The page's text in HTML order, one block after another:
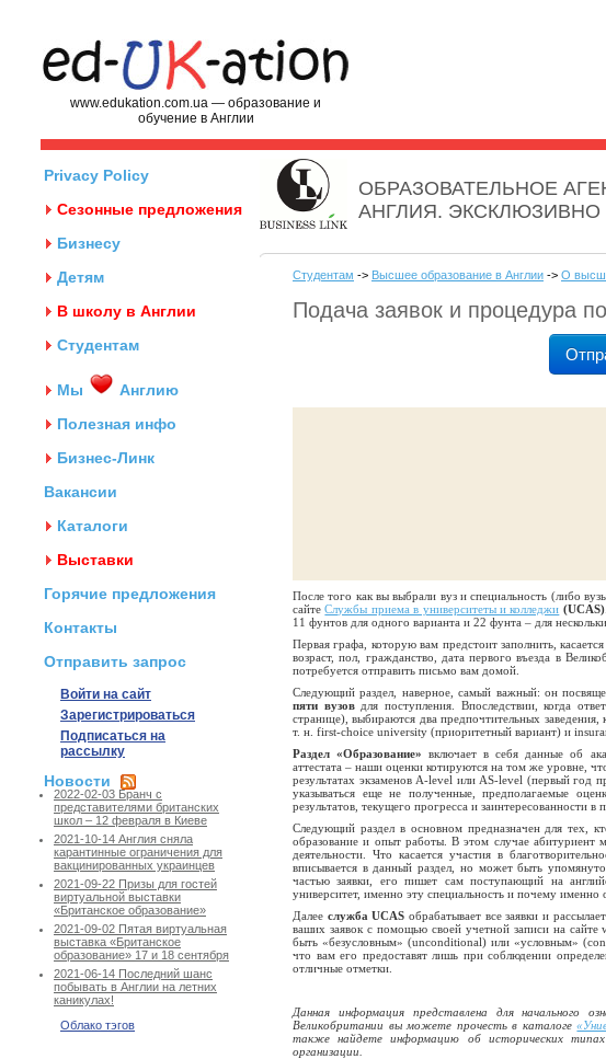
www.edukation.com.ua — образование и
обучение в Англии
Privacy Policy
Сезонные предложения
Бизнесу
Детям
В школу в Англии
Студентам
Мы
Англию
Полезная инфо
Бизнес-Линк
Вакансии
Каталоги
Выставки
Горячие предложения
Контакты
Отправить запрос
Войти на сайт
Зарегистрироваться
Подписаться на
рассылку
Новости
2022-02-03 Бранч с
представителями британских
школ – 12 февраля в Киеве
2021-10-14 Англия сняла
карантинные ограничения для
вакцинированных украинцев
2021-09-22 Призы для гостей
виртуальной выставки
«Британское образование»
2021-09-02 Пятая виртуальная
выставка «Британское
образование» 17 и 18 сентября
2021-06-14 Последний шанс
побывать в Англии на летних
каникулах!
Облако тэгов
ОБРАЗОВАТЕЛЬНОЕ
АНГЛИЯ. ЭКСКЛЮЗИВНО
Студентам -> Высшее образование в Англии -> О
Подача заявок и процедура
После того как вы выбрали вуз и специальность (либо
сайтеСлужбы приема в университеты и колледжи (UCAS)
11 фунтов для одного варианта и 22 фунта – для
Первая графа, которую вам предстоит заполнить,
возраст, пол, гражданство, дата первого въезда в
потребуется отправить письмо вам домой.
Следующий раздел, наверное, самый важный: он
пяти вузовдля поступления. Впоследствии, когда
странице), выбираются два предпочтительных
т. н. first-choice university (приоритетный вариант) и
Раздел «Образование» включает в себя данные об
аттестата – наши оценки котируются на том же уровне,
результатах экзаменов A-level или AS-level (первый год
указываться еще не полученные, предполагаемые
результатов, текущего прогресса и заинтересованности
Следующий раздел в основном предназначен для тех,
образование и опыт работы. В этом случае абитуриент
деятельности. Что касается участия в
вписывается в данный раздел, но может быть упомянуто
частью заявки, его пишет сам поступающий на
университет, именно эту специальность и почему
Далее служба UCAS обрабатывает все заявки и
ваших заявок с помощью своей учетной записи на
быть «безусловным» (unconditional) или «условным»
что вам его предоставят лишь при соблюдении
отличные отметки.
Данная информация представлена для начального
Великобритании вы можете прочесть в каталоге
также найдете информацию об исторических типах
организации.